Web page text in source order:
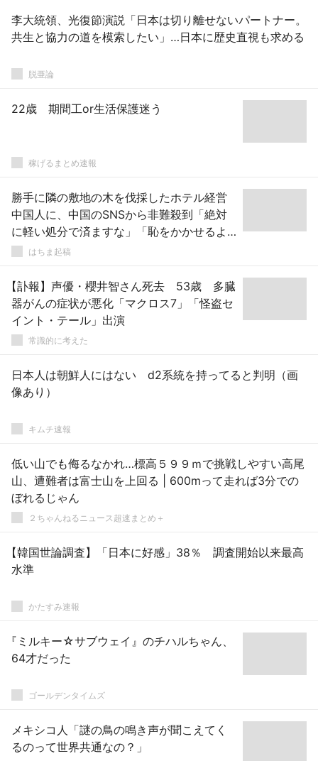
李大統領、光復節演説「日本は切り離せないパートナー。
共生と協力の道を模索したい」…日本に歴史直視も求める
脱亜論
22歳 期間工or生活保護迷う
稼げるまとめ速報
勝手に隣の敷地の木を伐採したホテル経営
中国人に、中国のSNSから非難殺到「絶対
に軽い処分で済ますな」「恥をかかせるよ
うなことをするな」
はちま起稿
【訃報】声優・櫻井智さん死去 53歳 多臓
器がんの症状が悪化「マクロス7」「怪盗セ
イント・テール」出演
常識的に考えた
日本人は朝鮮人にはない d2系統を持ってると判明（画
像あり）
キムチ速報
低い山でも侮るなかれ…標高５９９ｍで挑戦しやすい高尾
山、遭難者は富士山を上回る | 600mって走れば3分での
ぼれるじゃん
２ちゃんねるニュース超速まとめ＋
【韓国世論調査】「日本に好感」38％ 調査開始以来最高
水準
かたすみ速報
『ミルキー☆サブウェイ』のチハルちゃん、
64才だった
ゴールデンタイムズ
メキシコ人「謎の鳥の鳴き声が聞こえてく
るのって世界共通なの？」